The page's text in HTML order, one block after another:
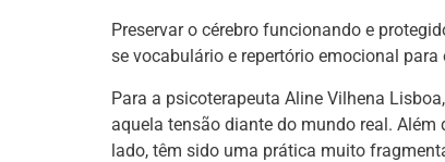
Preservar o cérebro funcionando e
se vocabulário e repertório emocional
Para a psicoterapeuta Aline Vilhena
aquela tensão diante do mundo real.
lado, têm sido uma prática muito